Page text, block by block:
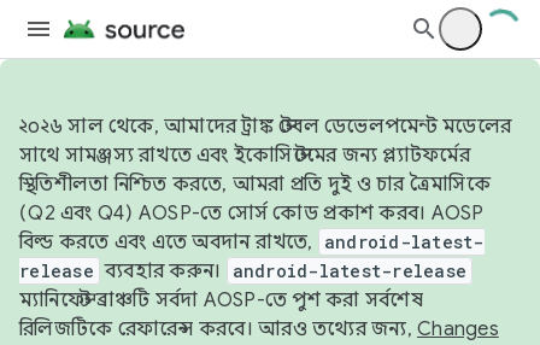
২০২৬ সাল থেকে, আমাদের ট্রাঙ্ক স্টেবল ডেভেলপমেন্ট মডেলের
সাথে সামঞ্জস্য রাখতে এবং ইকোসিস্টেমের জন্য প্ল্যাটফর্মের
স্থিতিশীলতা নিশ্চিত করতে, আমরা প্রতি দুই ও চার ত্রৈমাসিকে
(Q2 এবং Q4) AOSP-তে সোর্স কোড প্রকাশ করব। AOSP
বিল্ড করতে এবং এতে অবদান রাখতে,
android-latest-
release ব্যবহার করুন। android-latest-release
ম্যানিফেস্ট ব্রাঞ্চটি সর্বদা AOSP-তে পুশ করা সর্বশেষ
রিলিজটিকে রেফারেন্স করবে। আরও তথ্যের জন্য, Changes